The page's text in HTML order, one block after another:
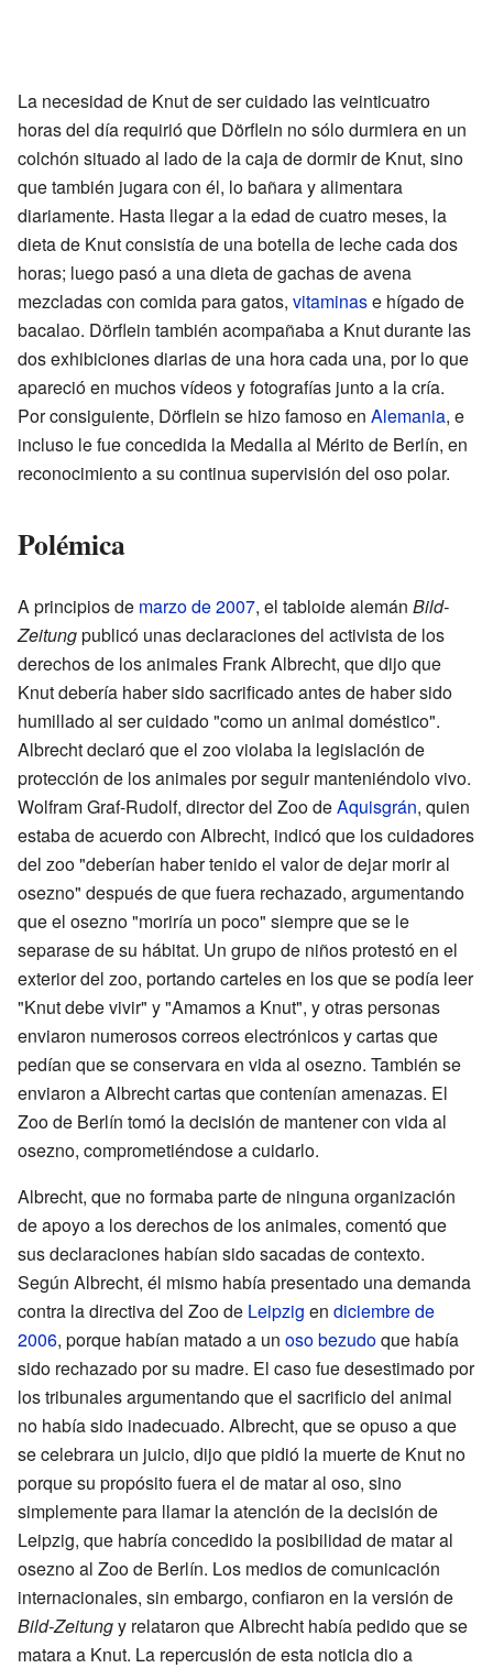
La necesidad de Knut de ser cuidado las veinticuatro
horas del día requirió que Dörflein no sólo durmiera en un
colchón situado al lado de la caja de dormir de Knut, sino
que también jugara con él, lo bañara y alimentara
diariamente. Hasta llegar a la edad de cuatro meses, la
dieta de Knut consistía de una botella de leche cada dos
horas; luego pasó a una dieta de gachas de avena
mezcladas con comida para gatos, vitaminase hígado de
bacalao. Dörflein también acompañaba a Knut durante las
dos exhibiciones diarias de una hora cada una, por lo que
apareció en muchos vídeos y fotografías junto a la cría.
Por consiguiente, Dörflein se hizo famoso en Alemania, e
incluso le fue concedida la Medalla al Mérito de Berlín, en
reconocimiento a su continua supervisión del oso polar.
Polémica
A principios de marzo de 2007, el tabloide alemán Bild-
Zeitungpublicó unas declaraciones del activista de los
derechos de los animales Frank Albrecht, que dijo que
Knut debería haber sido sacrificado antes de haber sido
humillado al ser cuidado "como un animal doméstico".
Albrecht declaró que el zoo violaba la legislación de
protección de los animales por seguir manteniéndolo vivo.
Wolfram Graf-Rudolf, director del Zoo deAquisgrán, quien
estaba de acuerdo con Albrecht, indicó que los cuidadores
del zoo "deberían haber tenido el valor de dejar morir al
osezno" después de que fuera rechazado, argumentando
que el osezno "moriría un poco" siempre que se le
separase de su hábitat. Un grupo de niños protestó en el
exterior del zoo, portando carteles en los que se podía leer
"Knut debe vivir" y "Amamos a Knut", y otras personas
enviaron numerosos correos electrónicos y cartas que
pedían que se conservara en vida al osezno. También se
enviaron a Albrecht cartas que contenían amenazas. El
Zoo de Berlín tomó la decisión de mantener con vida al
osezno, comprometiéndose a cuidarlo.
Albrecht, que no formaba parte de ninguna organización
de apoyo a los derechos de los animales, comentó que
sus declaraciones habían sido sacadas de contexto.
Según Albrecht, él mismo había presentado una demanda
contra la directiva del Zoo de Leipzig en diciembre de
2006, porque habían matado a un oso bezudoque había
sido rechazado por su madre. El caso fue desestimado por
los tribunales argumentando que el sacrificio del animal
no había sido inadecuado. Albrecht, que se opuso a que
se celebrara un juicio, dijo que pidió la muerte de Knut no
porque su propósito fuera el de matar al oso, sino
simplemente para llamar la atención de la decisión de
Leipzig, que habría concedido la posibilidad de matar al
osezno al Zoo de Berlín. Los medios de comunicación
internacionales, sin embargo, confiaron en la versión de
Bild-Zeitungy relataron que Albrecht había pedido que se
matara a Knut. La repercusión de esta noticia dio a